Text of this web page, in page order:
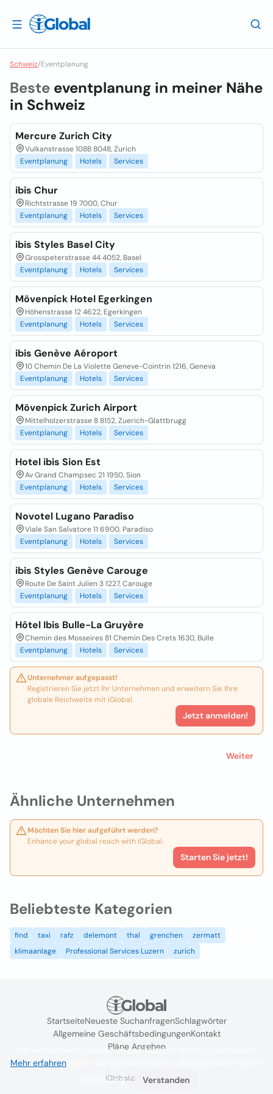
Schweiz/Eventplanung
Ähnliche Unternehmen
Möchten Sie hier aufgeführt werden?
Enhance your global reach with iGlobal.
Starten Sie jetzt!
Beste eventplanung in meiner Nähe
in Schweiz
Mercure Zurich City
Vulkanstrasse 108B 8048, Zurich
Eventplanung
Hotels Services
ibis Chur
Richtstrasse 19 7000, Chur
Eventplanung
Hotels Services
ibis Styles Basel City
Grosspeterstrasse 44 4052, Basel
Eventplanung
Hotels Services
Mövenpick Hotel Egerkingen
Höhenstrasse 12 4622, Egerkingen
Eventplanung
Hotels Services
ibis Genève Aéroport
10 Chemin De La Violette Geneve-Cointrin 1216, Geneva
Eventplanung
Hotels Services
Mövenpick Zurich Airport
Mittelholzerstrasse 8 8152, Zuerich-Glattbrugg
Eventplanung
Hotels Services
Hotel ibis Sion Est
Av Grand Champsec 21 1950, Sion
Eventplanung
Hotels Services
Novotel Lugano Paradiso
Viale San Salvatore 11 6900, Paradiso
Eventplanung
Hotels Services
ibis Styles Genève Carouge
Route De Saint Julien 3 1227, Carouge
Eventplanung
Hotels Services
Hôtel Ibis Bulle-La Gruyère
Chemin des Mosseires 81 Chemin Des Crets 1630, Bulle
Eventplanung
Hotels Services
Unternehmer aufgepasst!
Registrieren Sie jetzt Ihr Unternehmen und erweitern Sie Ihre
globale Reichweite mit iGlobal.
Jetzt anmelden!
Weiter
Beliebteste Kategorien
find taxi rafz delemont thal grenchen
zermatt
klimaanlage
Professional Services Luzern zurich
StartseiteNeueste SuchanfragenSchlagwörter
Allgemeine GeschäftsbedingungenKontakt
Pläne Ansehen
iGlobal.co @ 2024
Wir verwenden Cookies, um das Nutzererlebnis zu verbessern
Mehr erfahren
Verwendung.
Verstanden